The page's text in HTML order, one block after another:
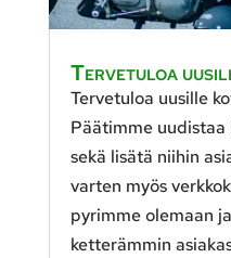
Tervetuloa
Tervetuloa uusille
Päätimme
sekä lisätä niihin
varten myös
pyrimme olemaan
ketterämmin